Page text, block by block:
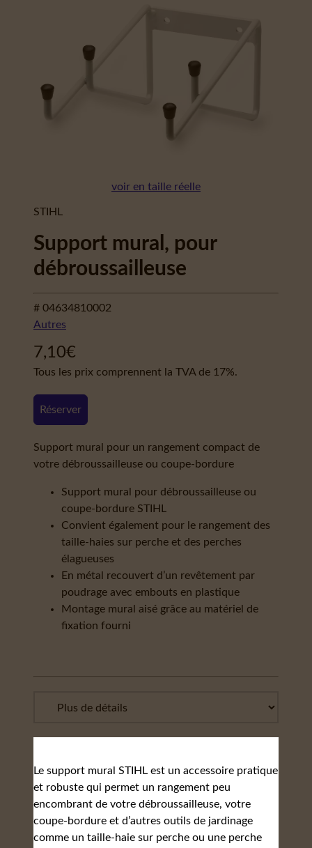
voir en taille réelle
STIHL
Support mural, pour
débroussailleuse
# 04634810002
Autres
7,10€
Tous les prix comprennent la TVA de 17%.
Réserver
Support mural pour un rangement compact de
votre débroussailleuse ou coupe-bordure
Support mural pour débroussailleuse ou
coupe-bordure STIHL
Convient également pour le rangement des
taille-haies sur perche et des perches
élagueuses
En métal recouvert d’un revêtement par
poudrage avec embouts en plastique
Montage mural aisé grâce au matériel de
fixation fourni
Le support mural STIHL est un accessoire pratique
et robuste qui permet un rangement peu
encombrant de votre débroussailleuse, votre
coupe-bordure et d’autres outils de jardinage
comme un taille-haie sur perche ou une perche